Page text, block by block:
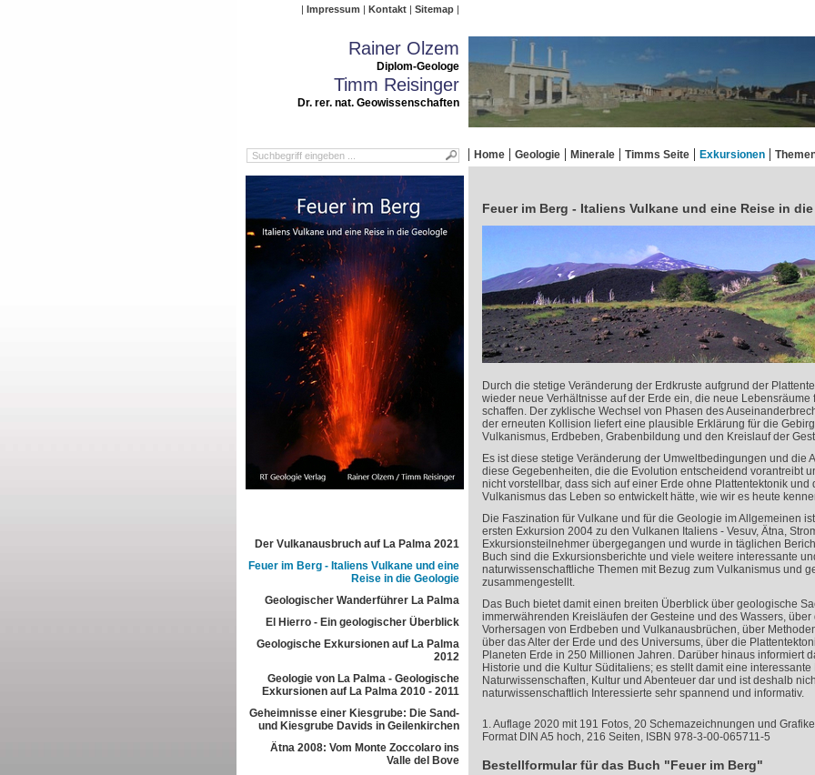
Impressum Kontakt Sitemap
Rainer Olzem
Diplom-Geologe
Timm Reisinger
Dr. rer. nat. Geowissenschaften
Home Geologie Minerale Timms Seite Exkursionen
Der Vulkanausbruch auf La Palma 2021
Feuer im Berg - Italiens Vulkane und eine
Reise in die Geologie
Geologischer Wanderführer La Palma
El Hierro - Ein geologischer Überblick
Geologische Exkursionen auf La Palma
2012
Geologie von La Palma - Geologische
Exkursionen auf La Palma 2010 - 2011
Geheimnisse einer Kiesgrube: Die Sand-
und Kiesgrube Davids in Geilenkirchen
Ätna 2008: Vom Monte Zoccolaro ins
Valle del Bove
Feuer im Berg - Italiens Vulkane und eine Reise in
Durch die stetige Veränderung der Erdkruste aufgrund der
wieder neue Verhältnisse auf der Erde ein, die neue Lebensräume
schaffen. Der zyklische Wechsel von Phasen des
der erneuten Kollision liefert eine plausible Erklärung für die
Vulkanismus, Erdbeben, Grabenbildung und den Kreislauf der
Es ist diese stetige Veränderung der Umweltbedingungen und die
diese Gegebenheiten, die die Evolution entscheidend vorantreibt
nicht vorstellbar, dass sich auf einer Erde ohne Plattentektonik und
Vulkanismus das Leben so entwickelt hätte, wie wir es heute
Die Faszination für Vulkane und für die Geologie im Allgemeinen
ersten Exkursion 2004 zu den Vulkanen Italiens - Vesuv, Ätna,
Exkursionsteilnehmer übergegangen und wurde in täglichen
Buch sind die Exkursionsberichte und viele weitere interessante
naturwissenschaftliche Themen mit Bezug zum Vulkanismus und
zusammengestellt.
Das Buch bietet damit einen breiten Überblick über geologische
immerwährenden Kreisläufen der Gesteine und des Wassers, über
Vorhersagen von Erdbeben und Vulkanausbrüchen, über
über das Alter der Erde und des Universums, über die
Planeten Erde in 250 Millionen Jahren. Darüber hinaus informiert
Historie und die Kultur Süditaliens; es stellt damit eine interessante
Naturwissenschaften, Kultur und Abenteuer dar und ist deshalb
naturwissenschaftlich Interessierte sehr spannend und informativ.
1. Auflage 2020 mit 191 Fotos, 20 Schemazeichnungen und
Format DIN A5 hoch, 216 Seiten, ISBN 978-3-00-065711-5
Bestellformular für das Buch "Feuer im Berg"